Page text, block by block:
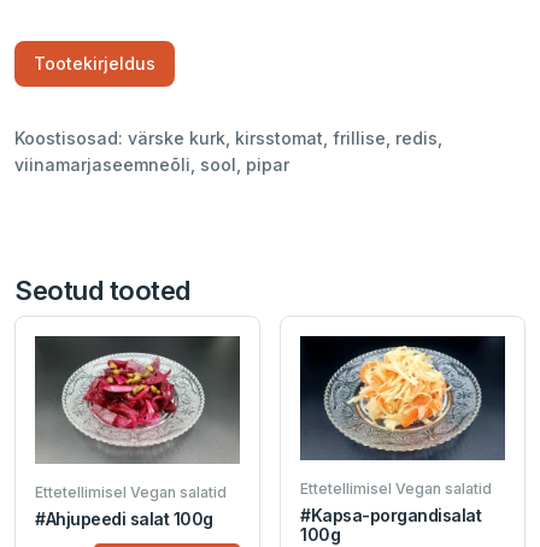
Tootekirjeldus
Koostisosad: värske kurk, kirsstomat, frillise, redis,
viinamarjaseemneõli, sool, pipar
Seotud tooted
Ettetellimisel Vegan salatid
#Ahjupeedi salat 100g
Ettetellimisel Vegan salatid
#Kapsa-porgandisalat
100g